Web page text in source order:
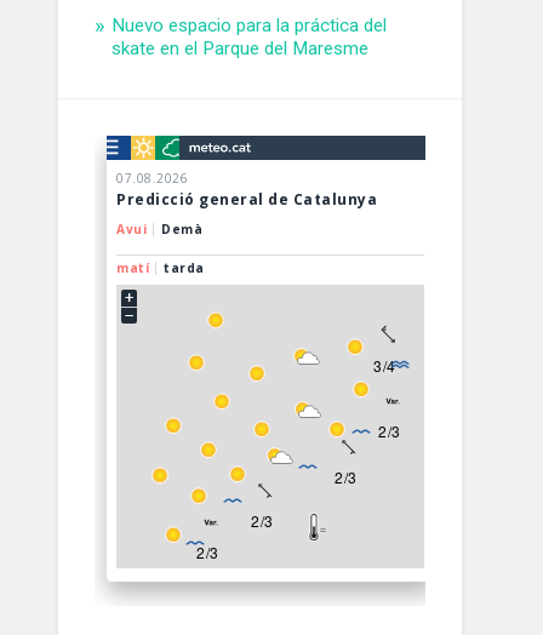
Nuevo espacio para la práctica del
skate en el Parque del Maresme